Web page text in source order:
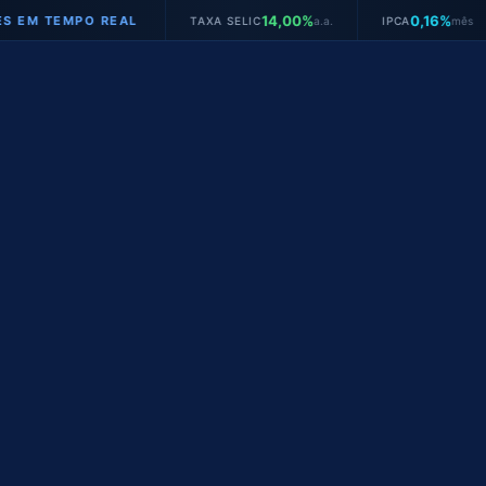
REAL TAXA SELIC14,00%a.a. IPCA 0,16%mês